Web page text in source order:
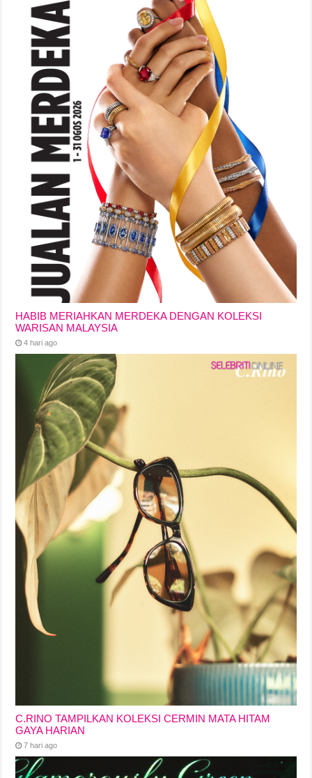
HABIB MERIAHKAN MERDEKA DENGAN KOLEKSI
WARISAN MALAYSIA
4 hari ago
C.RINO TAMPILKAN KOLEKSI CERMIN MATA HITAM
GAYA HARIAN
7 hari ago